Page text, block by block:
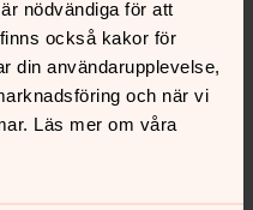
nödvändiga för att
också kakor för
din användarupplevelse,
och när vi
Läs mer om våra